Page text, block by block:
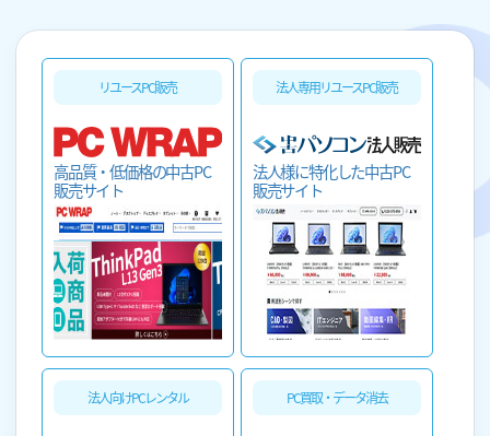
リユースPC販売
高品質・低価格の中古PC
販売サイト
法人専用リユースPC販売
法人様に特化した中古PC
販売サイト
法人向けPCレンタル PC買取・データ消去